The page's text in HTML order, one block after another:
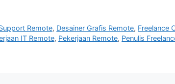
Remote, Desainer Grafis Remote, Freelance
IT Remote, Pekerjaan Remote, Penulis